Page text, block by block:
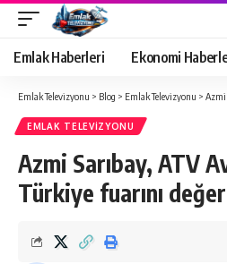
Emlak Haberleri Ekonomi
Emlak Televizyonu > Blog > Emlak Televizyonu > Azmi
EMLAK TELEVIZYONU
Azmi Sarıbay, ATV
Türkiye fuarını